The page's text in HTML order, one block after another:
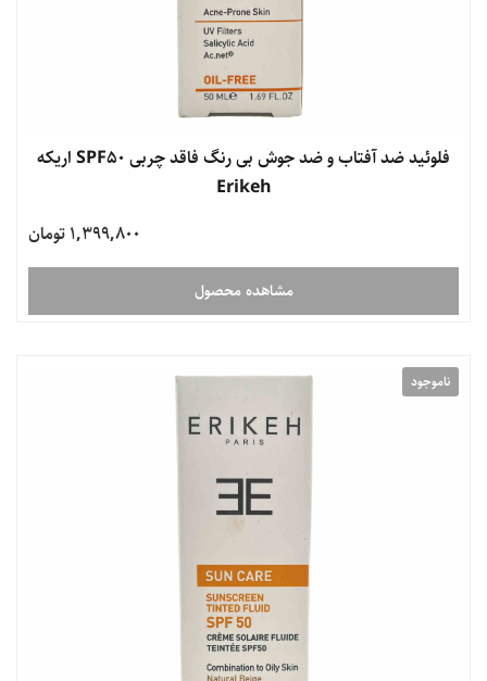
فلوئید ضد آفتاب و ضد جوش بی رنگ فاقد چربی SPF50 اریکه
Erikeh
1,399,800 تومان
مشاهده محصول
ناموجود